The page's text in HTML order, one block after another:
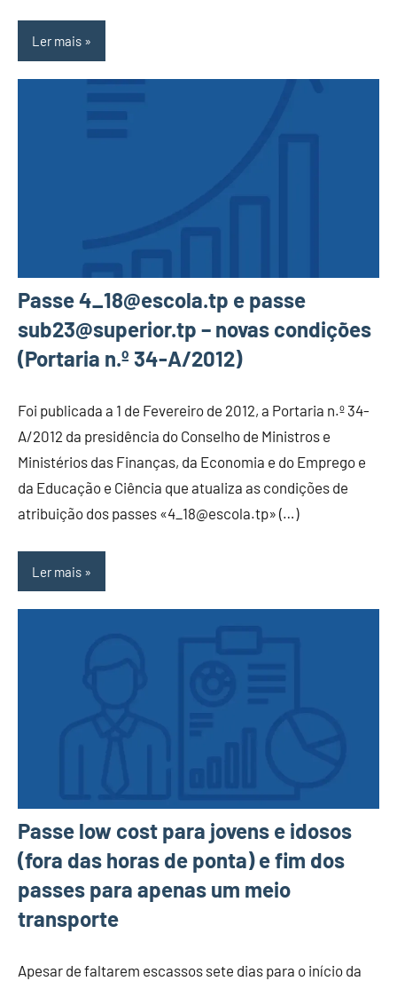
Ler mais
Passe 4_18@escola.tp e passe
sub23@superior.tp – novas condições
(Portaria n.º 34-A/2012)
Foi publicada a 1 de Fevereiro de 2012, a Portaria n.º 34-
A/2012 da presidência do Conselho de Ministros e
Ministérios das Finanças, da Economia e do Emprego e
da Educação e Ciência que atualiza as condições de
atribuição dos passes «4_18@escola.tp» (…)
Ler mais
Passe low cost para jovens e idosos
(fora das horas de ponta) e fim dos
passes para apenas um meio
transporte
Apesar de faltarem escassos sete dias para o início da